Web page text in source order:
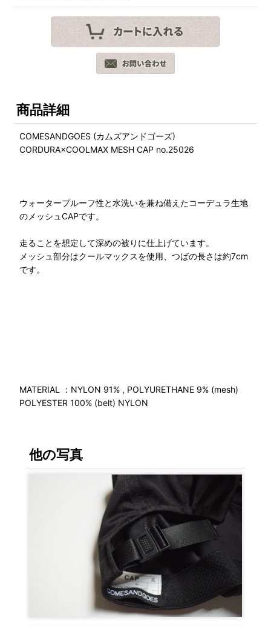
商品詳細
COMESANDGOES (カムズアンドゴーズ)
CORDURA×COOLMAX MESH CAP no.25026
ウォータープルーフ性と水洗いを兼ね備えたコーデュラ生地
のメッシュCAPです。
走ることを想定して深めの被りに仕上げています。
メッシュ部分はクールマックスを使用、つばの長さは約7cm
です。
MATERIAL ：NYLON 91% , POLYURETHANE 9% (mesh)
POLYESTER 100% (belt) NYLON
他の写真